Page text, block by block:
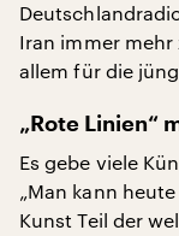
Iran immer
allem für die
„Rote Linien“
Es gebe viele
„Man kann
Kunst Teil der